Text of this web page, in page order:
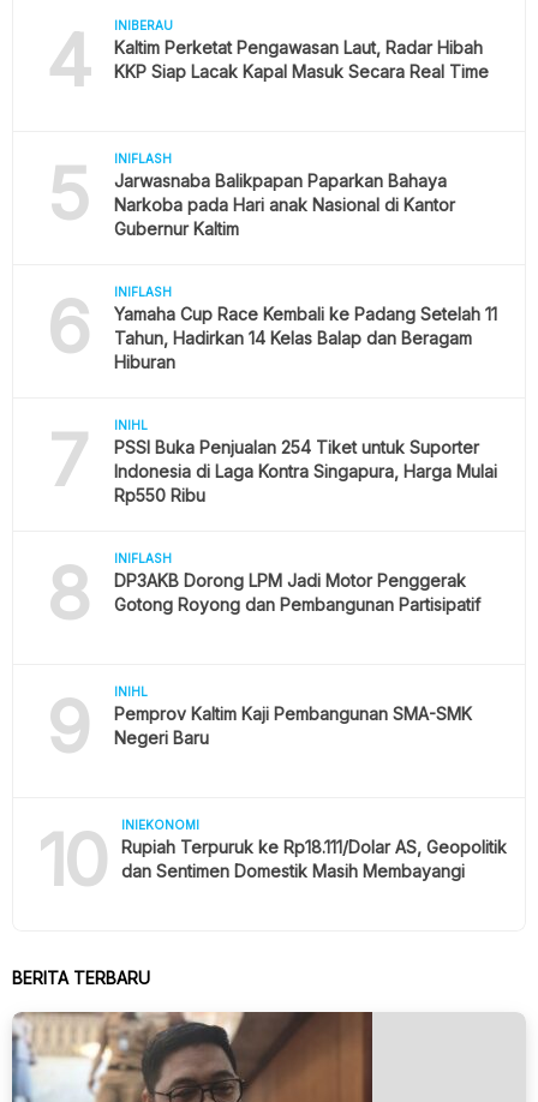
4 INIBERAU
Kaltim Perketat Pengawasan Laut, Radar Hibah
KKP Siap Lacak Kapal Masuk Secara Real Time
5 INIFLASH
Jarwasnaba Balikpapan Paparkan Bahaya
Narkoba pada Hari anak Nasional di Kantor
Gubernur Kaltim
6 INIFLASH
Yamaha Cup Race Kembali ke Padang Setelah 11
Tahun, Hadirkan 14 Kelas Balap dan Beragam
Hiburan
7 INIHL
PSSI Buka Penjualan 254 Tiket untuk Suporter
Indonesia di Laga Kontra Singapura, Harga Mulai
Rp550 Ribu
8 INIFLASH
DP3AKB Dorong LPM Jadi Motor Penggerak
Gotong Royong dan Pembangunan Partisipatif
9 INIHL
Pemprov Kaltim Kaji Pembangunan SMA-SMK
Negeri Baru
10 INIEKONOMI
Rupiah Terpuruk ke Rp18.111/Dolar AS, Geopolitik
dan Sentimen Domestik Masih Membayangi
BERITA TERBARU